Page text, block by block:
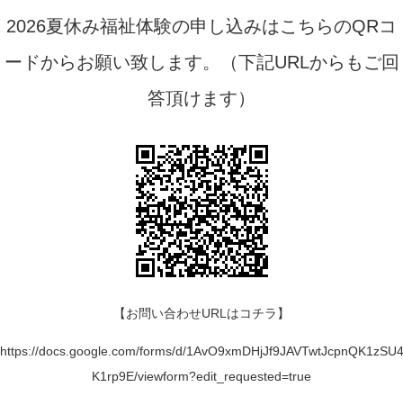
2026夏休み福祉体験の申し込みはこちらのQRコ
ードからお願い致します。（下記URLからもご回
答頂けます）
【お問い合わせURLはコチラ】
https://docs.google.com/forms/d/
K1rp9E/viewform?edit_requested=true